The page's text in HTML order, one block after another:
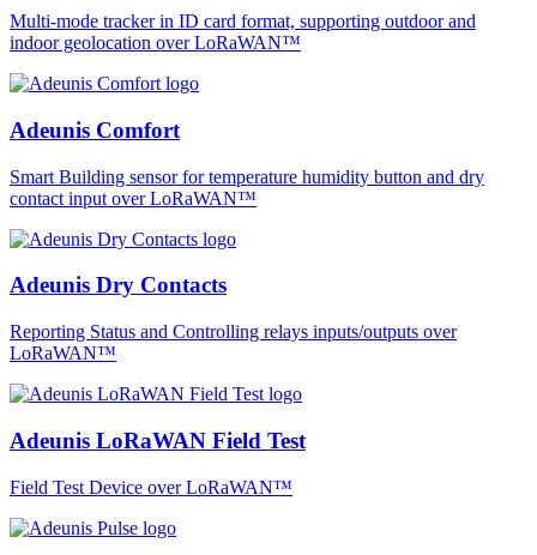
Multi-mode tracker in ID card format, supporting outdoor and
indoor geolocation over LoRaWAN™
Adeunis Comfort
Smart Building sensor for temperature humidity button and dry
contact input over LoRaWAN™
Adeunis Dry Contacts
Reporting Status and Controlling relays inputs/outputs over
LoRaWAN™
Adeunis LoRaWAN Field Test
Field Test Device over LoRaWAN™